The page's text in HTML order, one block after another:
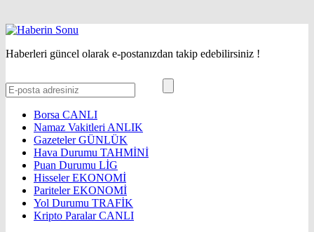
Haberleri güncel olarak e-postanızdan takip edebilirsiniz !
Borsa CANLI
Namaz Vakitleri ANLIK
GazetelerGÜNLÜK
Hava Durumu TAHMİNİ
Puan Durumu LİG
HisselerEKONOMİ
ParitelerEKONOMİ
Yol Durumu TRAFİK
Kripto ParalarCANLI